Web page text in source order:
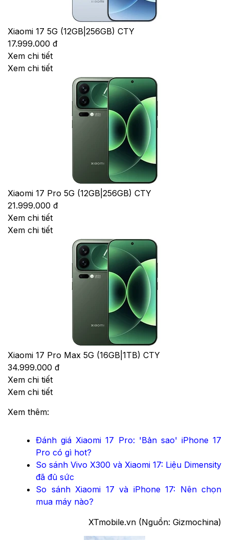
Xiaomi 17 5G (12GB|256GB) CTY
17.999.000 đ
Xem chi tiết
Xem chi tiết
Xiaomi 17 Pro 5G (12GB|256GB) CTY
21.999.000 đ
Xem chi tiết
Xem chi tiết
Xiaomi 17 Pro Max 5G (16GB|1TB) CTY
34.999.000 đ
Xem chi tiết
Xem chi tiết
Xem thêm:
Đánh giá Xiaomi 17 Pro: 'Bản sao' iPhone 17
Pro có gì hot?
So sánh Vivo X300 và Xiaomi 17: Liệu Dimensity
đã đủ sức
So sánh Xiaomi 17 và iPhone 17: Nên chọn
mua máy nào?
XTmobile.vn (Nguồn: Gizmochina)